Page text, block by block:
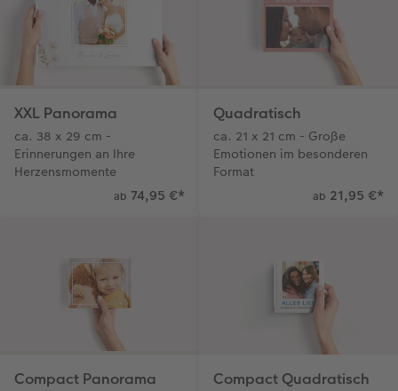
XXL Panorama
ca. 38 x 29 cm -
Erinnerungen an Ihre
Herzensmomente
ab 74,95 €*
Quadratisch
ca. 21 x 21 cm - Große
Emotionen im besonderen
Format
ab 21,95 €*
Compact Panorama Compact Quadratisch